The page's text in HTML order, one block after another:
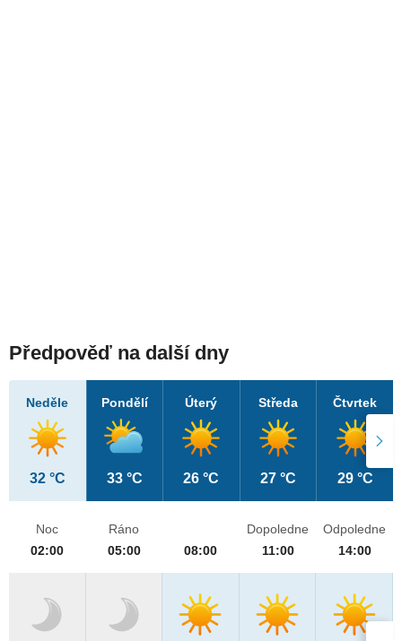
Předpověď na další dny
Neděle
32 °C
Pondělí
33 °C
Úterý
26 °C
Středa
27 °C
Čtvrtek
29 °C
Noc
02:00
Ráno
05:00
08:00
Dopoledne
11:00
Odpoledne
14:00